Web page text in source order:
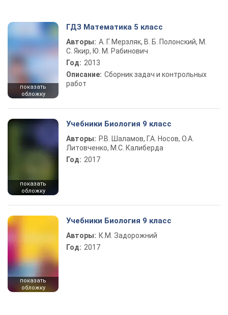
показать
обложку
ГДЗ Математика 5 класс
Авторы: А. Г. Мерзляк, В. Б. Полонский, М.
С. Якир, Ю. М. Рабинович
Год: 2013
Описание: Сборник задач и контрольных
работ
показать
обложку
Учебники Биология 9 класс
Авторы: Р.В. Шаламов, Г.А. Носов, О.А.
Литовченко, М.С. Калиберда
Год: 2017
показать
обложку
Учебники Биология 9 класс
Авторы: К.М. Задорожний
Год: 2017